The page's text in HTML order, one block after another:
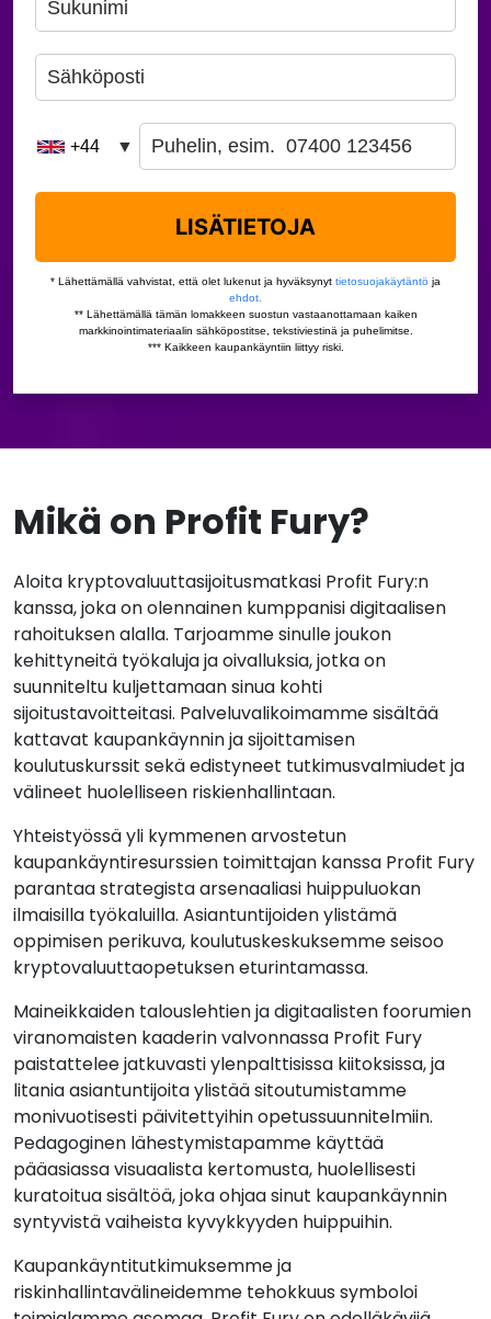
Mikä on Profit Fury?
Aloita kryptovaluuttasijoitusmatkasi Profit Fury:n
kanssa, joka on olennainen kumppanisi digitaalisen
rahoituksen alalla. Tarjoamme sinulle joukon
kehittyneitä työkaluja ja oivalluksia, jotka on
suunniteltu kuljettamaan sinua kohti
sijoitustavoitteitasi. Palveluvalikoimamme sisältää
kattavat kaupankäynnin ja sijoittamisen
koulutuskurssit sekä edistyneet tutkimusvalmiudet ja
välineet huolelliseen riskienhallintaan.
Yhteistyössä yli kymmenen arvostetun
kaupankäyntiresurssien toimittajan kanssa Profit Fury
parantaa strategista arsenaaliasi huippuluokan
ilmaisilla työkaluilla. Asiantuntijoiden ylistämä
oppimisen perikuva, koulutuskeskuksemme seisoo
kryptovaluuttaopetuksen eturintamassa.
Maineikkaiden talouslehtien ja digitaalisten foorumien
viranomaisten kaaderin valvonnassa Profit Fury
paistattelee jatkuvasti ylenpalttisissa kiitoksissa, ja
litania asiantuntijoita ylistää sitoutumistamme
monivuotisesti päivitettyihin opetussuunnitelmiin.
Pedagoginen lähestymistapamme käyttää
pääasiassa visuaalista kertomusta, huolellisesti
kuratoitua sisältöä, joka ohjaa sinut kaupankäynnin
syntyvistä vaiheista kyvykkyyden huippuihin.
Kaupankäyntitutkimuksemme ja
riskinhallintavälineidemme tehokkuus symboloi